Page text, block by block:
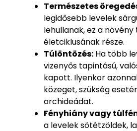
Természetes
legidősebb levelek
lehullanak, ez a
életciklusának része.
Túlöntözés: Ha több
vizenyős tapintású,
kapott. Ilyenkor
közeget, szükség
orchideádat.
Fényhiány vagy
a levelek sötétzöldek,